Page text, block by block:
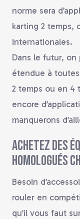
norme sera
karting 2 temps,
internationales.
Dans le futur,
étendue à
2 temps ou en 4
encore
manquerons
Achetez des
homologués
Besoin
rouler en
qu’il vous faut